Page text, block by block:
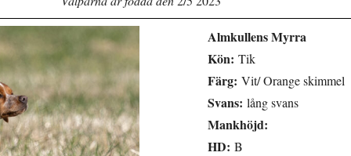
Almkullens Myrra
Kön: Tik
Färg: Vit/ Orange skimmel
Svans: lång svans
Mankhöjd:
HD: B